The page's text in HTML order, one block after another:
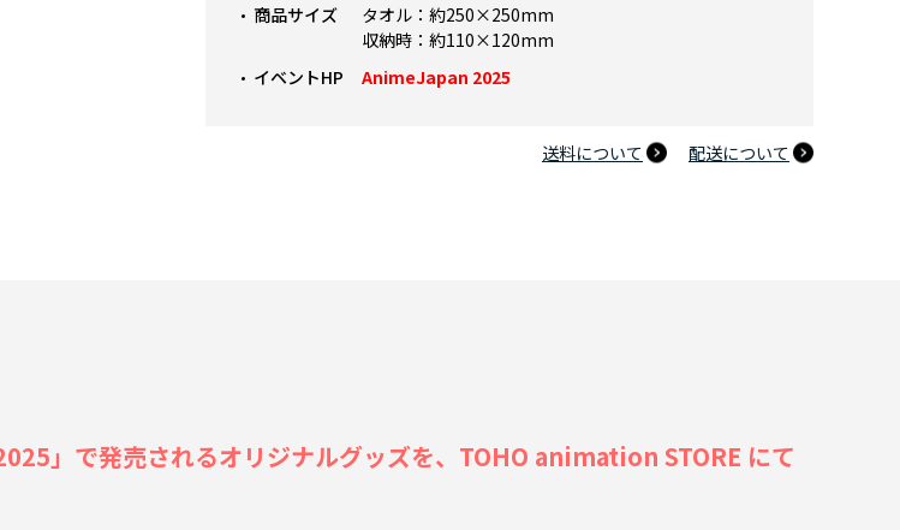
商品サイズ
タオル：約250×250mm
収納時：約110×120mm
イベントHP
AnimeJapan 2025
送料について 配送について
」で発売されるオリジナルグッズを、TOHO animation STORE にて